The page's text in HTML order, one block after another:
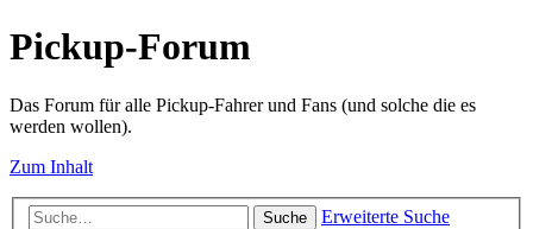
Pickup-Forum
Das Forum für alle Pickup-Fahrer und Fans (und solche die es
werden wollen).
Zum Inhalt
Suche Erweiterte Suche